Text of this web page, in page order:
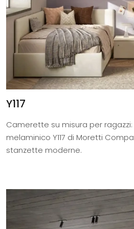
Y117
Camerette su misura per
melaminico Y117 di Moretti
stanzette moderne.